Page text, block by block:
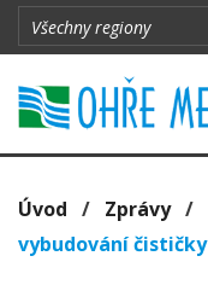
Úvod / Zprávy/
vybudování čističky